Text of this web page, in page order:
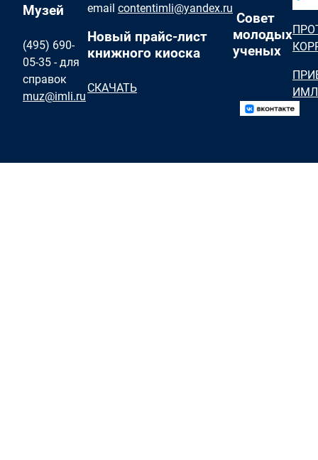
Музей
(495) 690-
05-35 - для
справок
muz@imli.ru
email contentimli@yandex.ru
Новый прайс-лист
книжного киоска
СКАЧАТЬ
Совет
молодых
ученых